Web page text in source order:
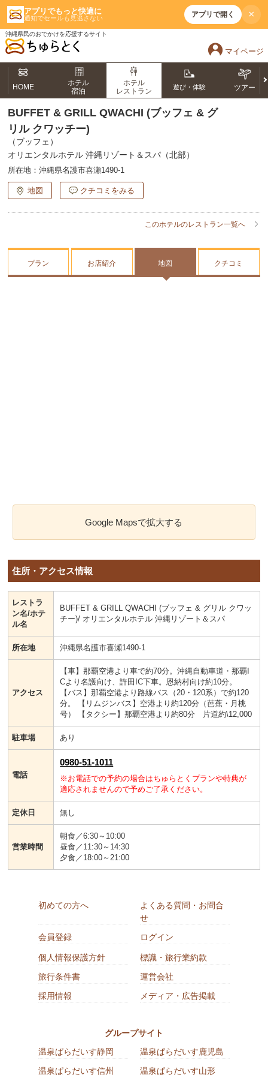
アプリでもっと快適に
通知でセールも見逃さない アプリで開く ×
沖縄県民のおでかけを応援するサイト
マイページ
HOME
ホテル
宿泊
ホテル
レストラン
遊び・体験 ツアー
BUFFET & GRILL QWACHI (ブッフェ & グ
リル クワッチー)
（ブッフェ）
オリエンタルホテル 沖縄リゾート＆スパ（北部）
所在地： 沖縄県名護市喜瀬1490-1
地図 クチコミをみる
このホテルのレストラン一覧へ
プラン お店紹介 地図 クチコミ
Google Mapsで拡大する
住所・アクセス情報
レストラ
ン名/ホテ
ル名
BUFFET & GRILL QWACHI (ブッフェ & グリル クワッ
チー)/ オリエンタルホテル 沖縄リゾート＆スパ
所在地 沖縄県名護市喜瀬1490-1
アクセス
【車】那覇空港より車で約70分。沖縄自動車道・那覇I
Cより名護向け、許田IC下車。恩納村向け約10分。
【バス】那覇空港より路線バス（20・120系）で約120
分。 【リムジンバス】空港より約120分（芭蕉・月桃
号） 【タクシー】那覇空港より約80分 片道約\12,000
駐車場 あり
電話
0980-51-1011
※お電話での予約の場合はちゅらとくプランや特典が
適応されませんので予めご了承ください。
定休日 無し
営業時間
朝食／6:30～10:00
昼食／11:30～14:30
夕食／18:00～21:00
初めての方へ
よくある質問・お問合
せ
会員登録
ログイン
個人情報保護方針
標識・旅行業約款
旅行条件書
運営会社
採用情報
メディア・広告掲載
グループサイト
温泉ぱらだいす静岡
温泉ぱらだいす鹿児島
温泉ぱらだいす信州
温泉ぱらだいす山形